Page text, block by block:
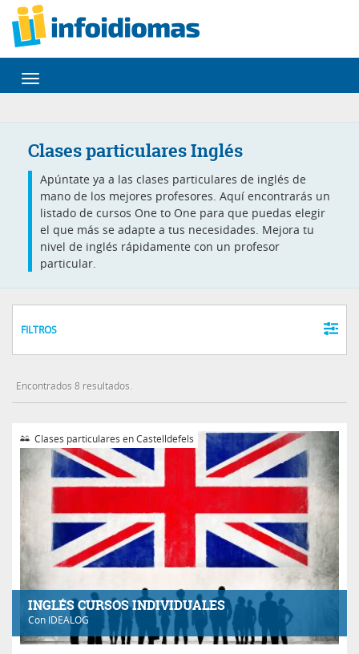
Desplegar
navegación
Clases particulares Inglés
Apúntate ya a las clases particulares de inglés de
mano de los mejores profesores. Aquí encontrarás un
listado de cursos One to One para que puedas elegir
el que más se adapte a tus necesidades. Mejora tu
nivel de inglés rápidamente con un profesor
particular.
FILTROS
Encontrados 8 resultados.
INGLÉS CURSOS INDIVIDUALES
Con IDEALOG
Clases particulares en Castelldefels